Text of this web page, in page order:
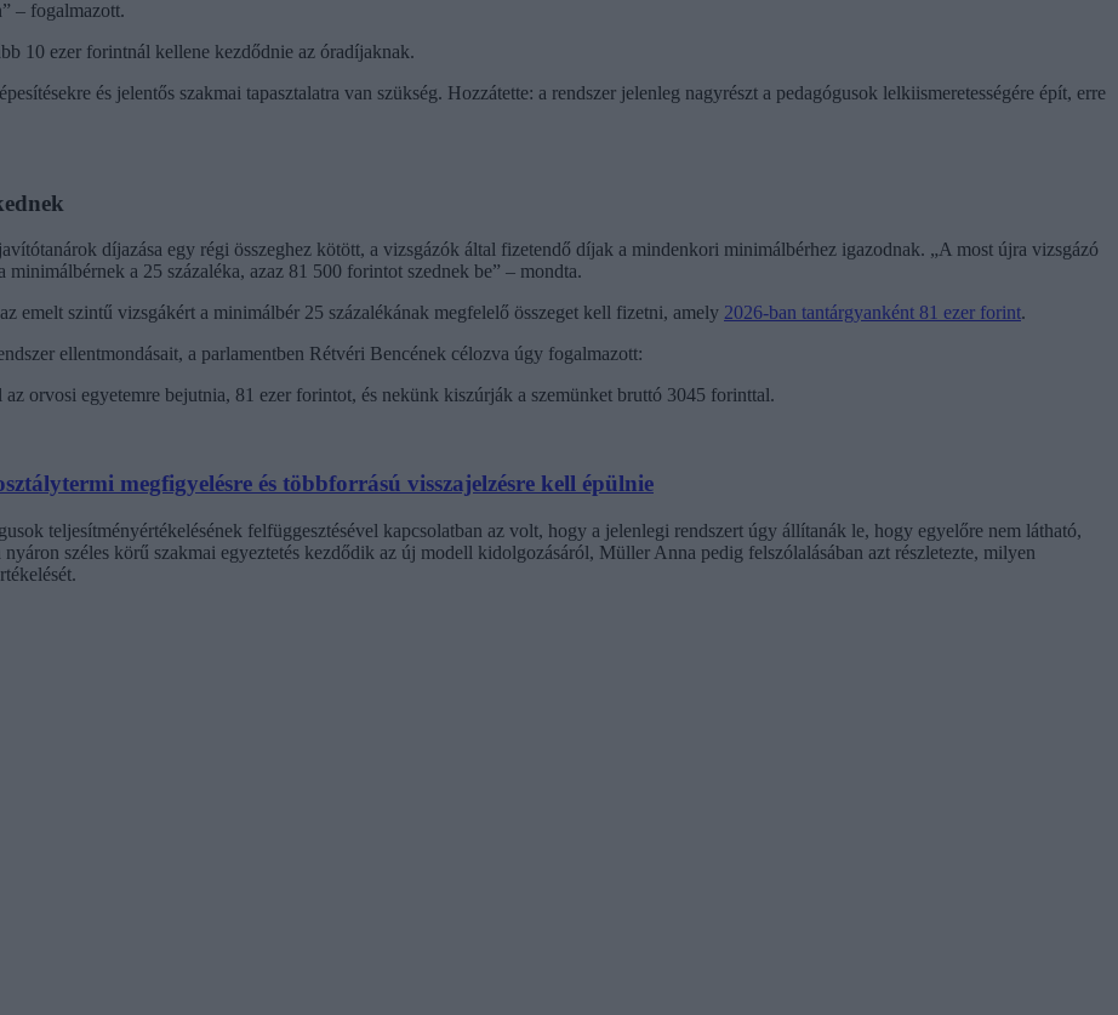
– fogalmazott.
10 ezer forintnál kellene kezdődnie az óradíjaknak.
és jelentős szakmai tapasztalatra van szükség. Hozzátette: a rendszer jelenleg nagyrészt a pedagógusok lelkiismeretességére épít, erre
díjazása egy régi összeghez kötött, a vizsgázók által fizetendő díjak a mindenkori minimálbérhez igazodnak. „A most újra vizsgázó
a 25 százaléka, azaz 81 500 forintot szednek be” – mondta.
emelt szintű vizsgákért a minimálbér 25 százalékának megfelelő összeget kell fizetni, amely 2026-ban tantárgyanként 81 ezer forint.
ellentmondásait, a parlamentben Rétvéri Bencének célozva úgy fogalmazott:
orvosi egyetemre bejutnia, 81 ezer forintot, és nekünk kiszúrják a szemünket bruttó 3045 forinttal.
megfigyelésre és többforrású visszajelzésre kell épülnie
teljesítményértékelésének felfüggesztésével kapcsolatban az volt, hogy a jelenlegi rendszert úgy állítanák le, hogy egyelőre nem látható,
széles körű szakmai egyeztetés kezdődik az új modell kidolgozásáról, Müller Anna pedig felszólalásában azt részletezte, milyen